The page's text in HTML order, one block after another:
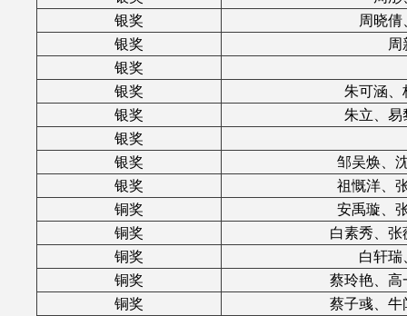
银奖
周晓
银奖
周
银奖
银奖
朱可涵
银奖
朱立、
银奖
银奖
邹吴焕、
银奖
祖慨洋、
铜奖
安禹璇、
铜奖
白素秀、
铜奖
白轩
铜奖
蔡玲艳、
铜奖
蔡子彧、